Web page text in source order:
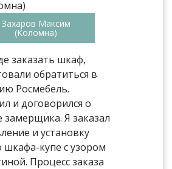
Захаров Максим
(Коломна)
заказать шкаф,
обратиться в
Росмебель.
и договорился о
замерщика. Я заказал
и установку
шкафа-купе с узором
Процесс заказа